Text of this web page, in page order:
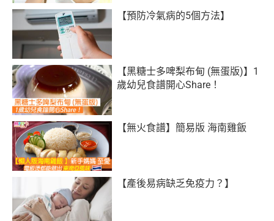
【預防冷氣病的5個方法】
【黑糖士多啤梨布甸 (無蛋版)】1
歲幼兒食譜開心Share！
【無火食譜】簡易版 海南雞飯
【產後易病缺乏免疫力？】